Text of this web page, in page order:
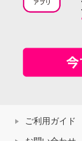
ご利用ガイド